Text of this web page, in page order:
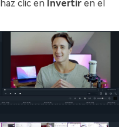
clic en Invertir en el